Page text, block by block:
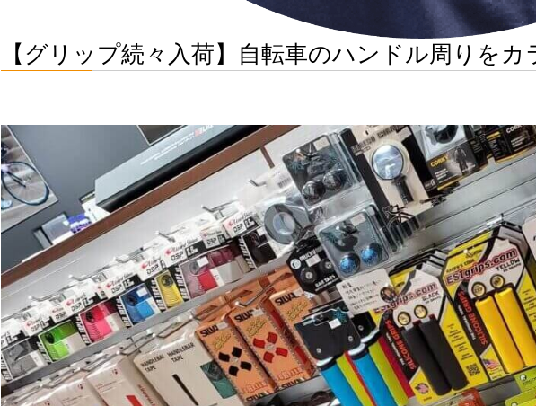
【グリップ続々入荷】自転車のハンドル周りをカ